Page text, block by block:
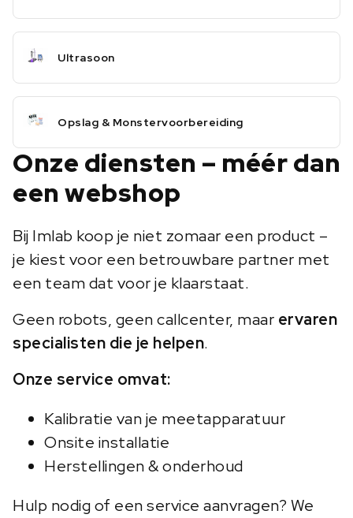
Ultrasoon
Opslag & Monstervoorbereiding
Onze diensten – méér dan
een webshop
Bij Imlab koop je niet zomaar een product –
je kiest voor een betrouwbare partner met
een team dat voor je klaarstaat.
Geen robots, geen callcenter, maar ervaren
specialisten die je helpen.
Onze service omvat:
Kalibratie van je meetapparatuur
Onsite installatie
Herstellingen & onderhoud
Hulp nodig of een service aanvragen? We